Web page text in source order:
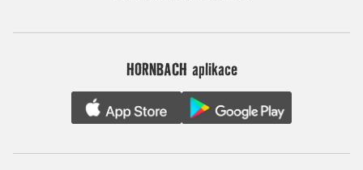
HORNBACH aplikace